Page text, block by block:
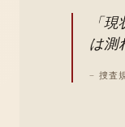
「
は測
— 捜査